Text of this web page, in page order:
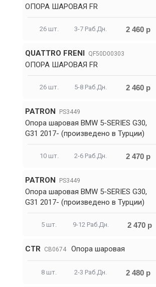
ОПОРА ШАРОВАЯ FR
26 шт. 3-7 Раб.Дн. 2 460 р
QUATTRO FRENI QF50D00303
ОПОРА ШАРОВАЯ FR
26 шт. 5-8 Раб.Дн. 2 460 р
PATRON PS3449
Опора шаровая BMW 5-SERIES G30,
G31 2017- (произведено в Турции)
10 шт. 2-6 Раб.Дн. 2 470 р
PATRON PS3449
Опора шаровая BMW 5-SERIES G30,
G31 2017- (произведено в Турции)
5 шт. 9-12 Раб.Дн. 2 470 р
CTR CB0674 Опора шаровая
8 шт. 2-3 Раб.Дн. 2 480 р